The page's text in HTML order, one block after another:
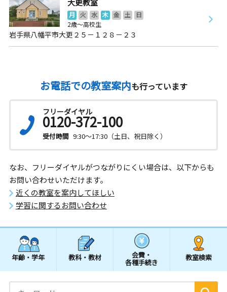
大更教室
月 火 水 木 金 土
日
2歳～高校生
岩手県八幡平市大更２５－１２８－２３
お電話での教室案内も行っています
フリーダイヤル
0120-372-100
受付時間 9:30～17:30（土日、祝日除く）
なお、フリーダイヤルがつながりにくい場合は、以下からも
お問い合わせいただけます。
近くの教室を案内してほしい
学習に関するお問い合わせ
年齢・学年 教科・教材 会費・
各種手続き
教室検索